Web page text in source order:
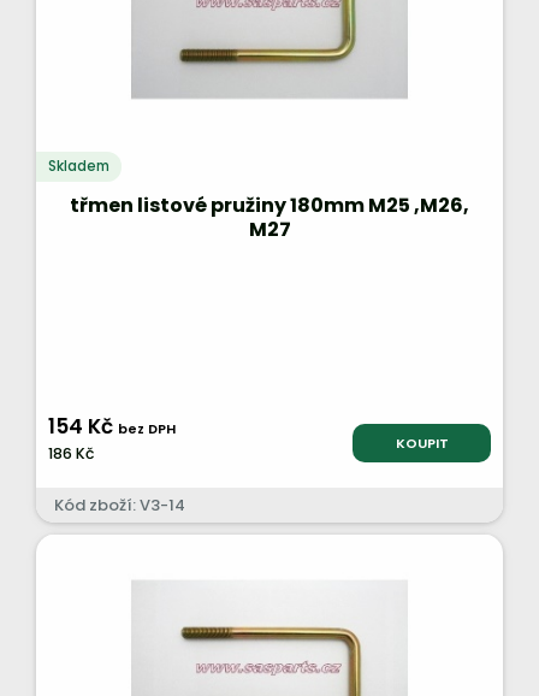
Skladem
třmen listové pružiny 180mm M25 ,M26,
M27
154 Kč bez DPH
186 Kč KOUPIT
Kód zboží: V3-14